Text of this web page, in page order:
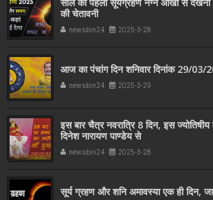
की चेतावनी
newsbin24 2025-3-28
आज का पंचांग दिन शनिवार दिनांक 29/03/
newsbin24 2025-3-29
इस बार चैत्र नवरात्रि 8 दिन, इस
दिनेश नारायण पाण्डेय से
newsbin24 2025-3-28
सूर्य ग्रहण और शनि अमावस्या एक ही दिन,